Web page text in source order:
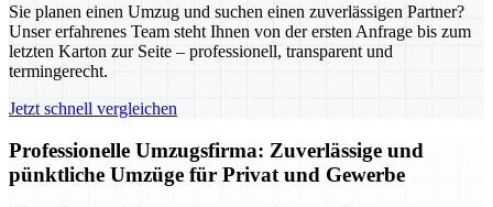
Sie planen einen Umzug und suchen einen zuverlässigen Partner?
Unser erfahrenes Team steht Ihnen von der ersten Anfrage bis zum
letzten Karton zur Seite – professionell, transparent und
termingerecht.
Jetzt schnell vergleichen
Professionelle Umzugsfirma: Zuverlässige und
pünktliche Umzüge für Privat und Gewerbe